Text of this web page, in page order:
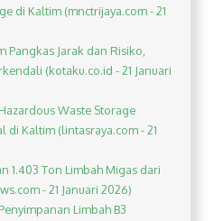
di Kaltim (mnctrijaya.com - 21
Pangkas Jarak dan Risiko,
(kotaku.co.id - 21 Januari
Waste Storage
di Kaltim (lintasraya.com - 21
1.403 Ton Limbah Migas dari
- 21 Januari 2026)
Limbah B3